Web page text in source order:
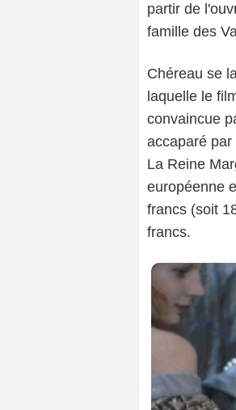
partir de
famille des
Chéreau se
laquelle le
convaincue
accaparé
La Reine
européenne
francs (soit
francs.